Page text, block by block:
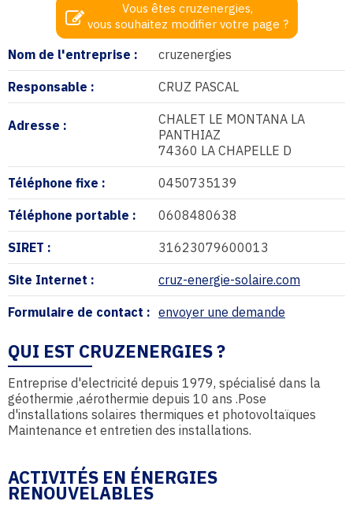
Nom de l'entreprise : cruzenergies
Responsable : CRUZ PASCAL
Adresse :
CHALET LE MONTANA LA
PANTHIAZ
74360 LA CHAPELLE D
Téléphone fixe : 0450735139
Téléphone portable : 0608480638
SIRET : 31623079600013
Site Internet : cruz-energie-solaire.com
Formulaire de contact : envoyer une demande
Vous êtes cruzenergies,
vous souhaitez modifier votre page ?
QUI EST CRUZENERGIES ?
Entreprise d'electricité depuis 1979, spécialisé dans la
géothermie ,aérothermie depuis 10 ans .Pose
d'installations solaires thermiques et photovoltaïques
Maintenance et entretien des installations.
ACTIVITÉS EN ÉNERGIES
RENOUVELABLES